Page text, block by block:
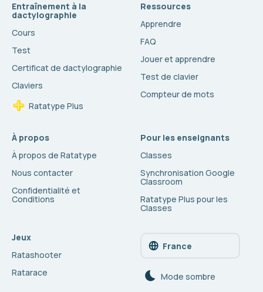
Entraînement à la
dactylographie
Cours
Test
Certificat de dactylographie
Claviers
Ratatype Plus
Ressources
Apprendre
FAQ
Jouer et apprendre
Test de clavier
Compteur de mots
À propos
À propos de Ratatype
Nous contacter
Confidentialité et
Conditions
Pour les enseignants
Classes
Synchronisation Google
Classroom
Ratatype Plus pour les
Classes
Jeux
Ratashooter
Ratarace
France
Mode sombre